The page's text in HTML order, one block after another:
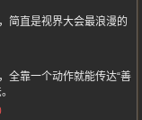
简直是视界大会最浪漫的
全靠一个动作就能传达“善